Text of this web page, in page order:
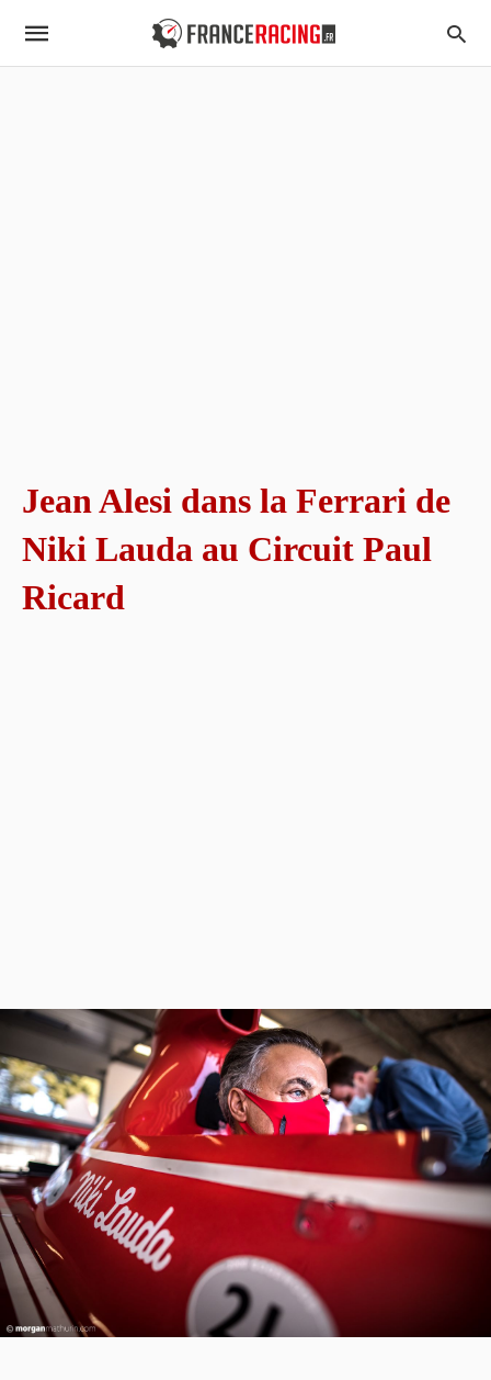
Jean Alesi dans la Ferrari de
Niki Lauda au Circuit Paul
Ricard